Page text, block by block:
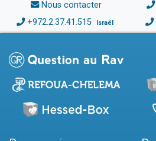
Nous contacter
+972.2.37.41.515 Israël